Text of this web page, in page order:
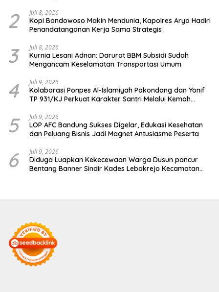
2 Juli 8, 2026
Kopi Bondowoso Makin Mendunia, Kapolres Aryo Hadiri
Penandatanganan Kerja Sama Strategis
3 Juli 8, 2026
Kurnia Lesani Adnan: Darurat BBM Subsidi Sudah
Mengancam Keselamatan Transportasi Umum
4 Juli 9, 2026
Kolaborasi Ponpes Al-Islamiyah Pakondang dan Yonif
TP 931/KJ Perkuat Karakter Santri Melalui Kemah
5 Juli 9, 2026
LOP AFC Bandung Sukses Digelar, Edukasi Kesehatan
dan Peluang Bisnis Jadi Magnet Antusiasme Peserta
6 Juli 9, 2026
Diduga Luapkan Kekecewaan Warga Dusun pancur
Bentang Banner Sindir Kades Lebakrejo Kecamatan